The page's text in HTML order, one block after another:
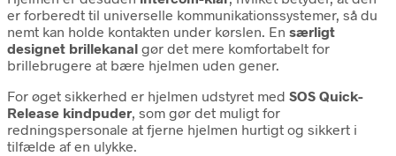
er forberedt til universelle kommunikationssystemer, så du
nemt kan holde kontakten under kørslen. En særligt
designet brillekanal gør det mere komfortabelt for
brillebrugere at bære hjelmen uden gener.
For øget sikkerhed er hjelmen udstyret med SOS Quick-
Release kindpuder, som gør det muligt for
redningspersonale at fjerne hjelmen hurtigt og sikkert i
tilfælde af en ulykke.